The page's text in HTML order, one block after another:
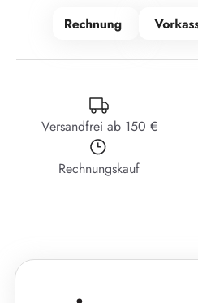
Versandfrei ab 150 €
Rechnungskauf